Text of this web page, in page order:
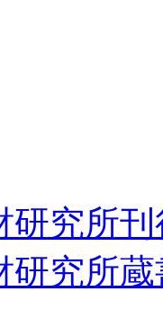
研究所
研究所